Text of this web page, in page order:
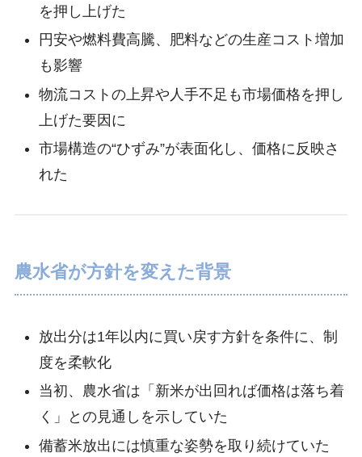
を押し上げた
円安や燃料費高騰、肥料などの生産コスト増加
も影響
物流コストの上昇や人手不足も市場価格を押し
上げた要因に
市場構造の“ひずみ”が表面化し、価格に反映さ
れた
農水省が方針を変えた背景
放出分は1年以内に買い戻す方針を条件に、制
度を柔軟化
当初、農水省は「新米が出回れば価格は落ち着
く」との見通しを示していた
備蓄米放出には慎重な姿勢を取り続けていた